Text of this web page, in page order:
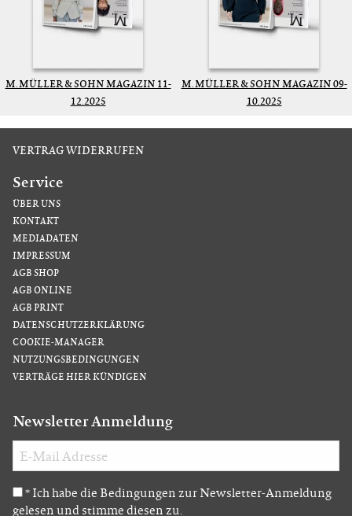
M. MÜLLER & SOHN MAGAZIN 11-
12.2025
M. MÜLLER & SOHN MAGAZIN 09-
10.2025
VERTRAG WIDERRUFEN
Service
ÜBER UNS
KONTAKT
MEDIADATEN
IMPRESSUM
AGB SHOP
AGB ONLINE
AGB PRINT
DATENSCHUTZERKLÄRUNG
COOKIE-MANAGER
NUTZUNGSBEDINGUNGEN
VERTRÄGE HIER KÜNDIGEN
Newsletter Anmeldung
* Ich habe die Bedingungen zur Newsletter-Anmeldung
gelesen und stimme diesen zu.